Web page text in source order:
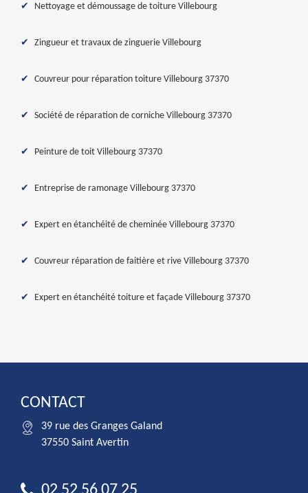
Nettoyage et démoussage de toiture Villebourg
Zingueur et travaux de zinguerie Villebourg
Couvreur pour réparation toiture Villebourg 37370
Société de réparation de corniche Villebourg 37370
Peinture de toit Villebourg 37370
Entreprise de ramonage Villebourg 37370
Expert en étanchéité de cheminée Villebourg 37370
Couvreur réparation de faitière et rive Villebourg 37370
Expert en étanchéité toiture et façade Villebourg 37370
CONTACT
39 rue des Granges Galand
37550 Saint Avertin